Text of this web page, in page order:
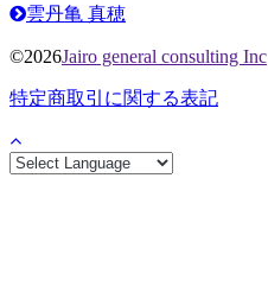
雲丹亀 真穂
©2026Jairo general consulting Inc
特定商取引に関する表記